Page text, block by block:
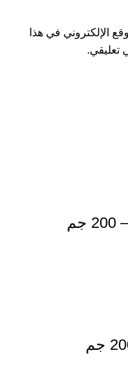
الإلكتروني في هذا
تعليقي.